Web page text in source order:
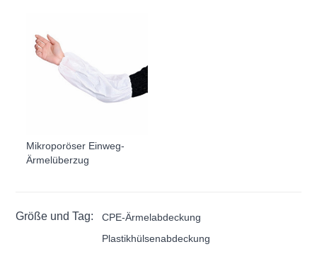
Mikroporöser Einweg-
Ärmelüberzug
Größe und Tag:
CPE-Ärmelabdeckung
Plastikhülsenabdeckung